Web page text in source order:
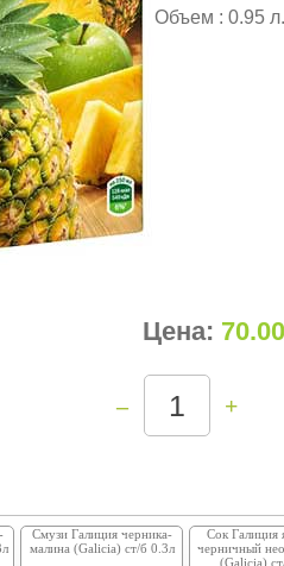
Объем : 0.95 л.
Цена: 70.00
– +
Смузи Галиция черника-
малина (Galicia) ст/б 0.3л
Сок Галиция
черничный
(Galicia)